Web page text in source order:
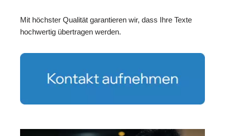
Mit höchster Qualität garantieren wir, dass Ihre Texte
hochwertig übertragen werden.